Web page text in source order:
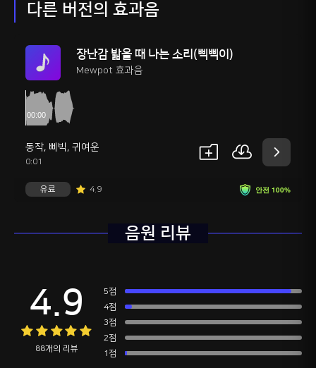
다른 버전의 효과음
장난감 밟을 때 나는 소리(삑삑이)
Mewpot 효과음
동작, 삐빅, 귀여운
0:01
안전 100%
유료 4.9
음원 리뷰
4.9
88개의 리뷰
5점
4점
3점
2점
1점